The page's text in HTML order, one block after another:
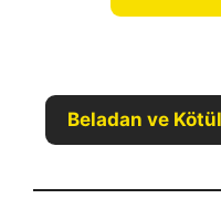
Beladan ve